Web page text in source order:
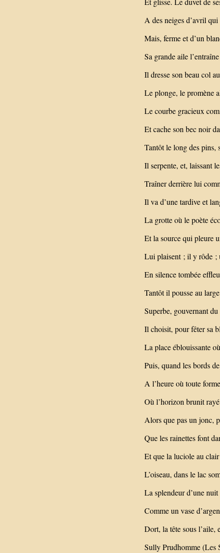
A des neiges d’avril
Mais, ferme et d’un
Sa grande aile
Il dresse son beau col
Le plonge, le promène
Le courbe gracieux
Et cache son bec noir
Tantôt le long des pins,
Il serpente, et, laissant
Traîner derrière lui
Il va d’une tardive et
La grotte où le poète
Et la source qui pleure
Lui plaisent ; il y rôde ;
En silence tombée
Tantôt il pousse au
Superbe, gouvernant du
Il choisit, pour fêter sa
La place éblouissante
Puis, quand les bords
A l’heure où toute
Où l’horizon brunit
Alors que pas un jonc,
Que les rainettes font
Et que la luciole au
L’oiseau, dans le lac
La splendeur d’une
Comme un vase
Dort, la tête sous l’aile,
Sully Prudhomme (Les